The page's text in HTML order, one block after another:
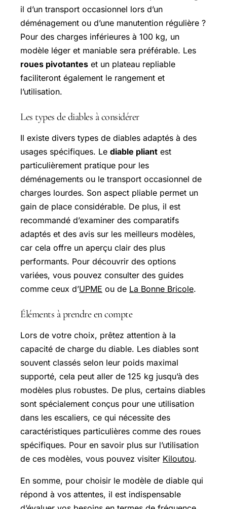
il d’un transport occasionnel lors d’un
déménagement ou d’une manutention régulière ?
Pour des charges inférieures à 100 kg, un
modèle léger et maniable sera préférable. Les
roues pivotantes et un plateau repliable
faciliteront également le rangement et
l’utilisation.
Les types de diables à considérer
Il existe divers types de diables adaptés à des
usages spécifiques. Le diable pliant est
particulièrement pratique pour les
déménagements ou le transport occasionnel de
charges lourdes. Son aspect pliable permet un
gain de place considérable. De plus, il est
recommandé d’examiner des comparatifs
adaptés et des avis sur les meilleurs modèles,
car cela offre un aperçu clair des plus
performants. Pour découvrir des options
variées, vous pouvez consulter des guides
comme ceux d’UPME ou de La Bonne Bricole.
Éléments à prendre en compte
Lors de votre choix, prêtez attention à la
capacité de charge du diable. Les diables sont
souvent classés selon leur poids maximal
supporté, cela peut aller de 125 kg jusqu’à des
modèles plus robustes. De plus, certains diables
sont spécialement conçus pour une utilisation
dans les escaliers, ce qui nécessite des
caractéristiques particulières comme des roues
spécifiques. Pour en savoir plus sur l’utilisation
de ces modèles, vous pouvez visiter Kiloutou.
En somme, pour choisir le modèle de diable qui
répond à vos attentes, il est indispensable